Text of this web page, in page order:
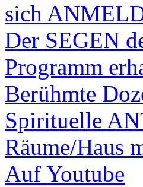
sich
Der SEGEN
Programm
Berühmte
Spirituelle
Räume/Haus
Auf Youtube